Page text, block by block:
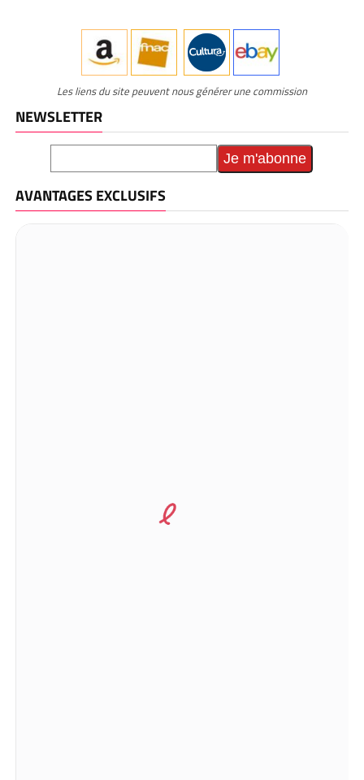
Les liens du site peuvent nous générer une commission
NEWSLETTER
AVANTAGES EXCLUSIFS